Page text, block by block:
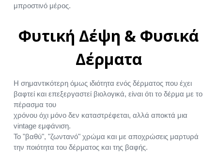
μπροστινό μέρος.
Φυτική Δέψη & Φυσικά
Δέρματα
Η σημαντικότερη όμως ιδιότητα ενός δέρματος που έχει
βαφτεί και επεξεργαστεί βιολογικά, είναι ότι το δέρμα με το
πέρασμα του
χρόνου όχι μόνο δεν καταστρέφεται, αλλά αποκτά μια
vintage εμφάνιση.
Το "βαθύ", "ζωντανό" χρώμα και με αποχρώσεις μαρτυρά
την ποιότητα του δέρματος και της βαφής.